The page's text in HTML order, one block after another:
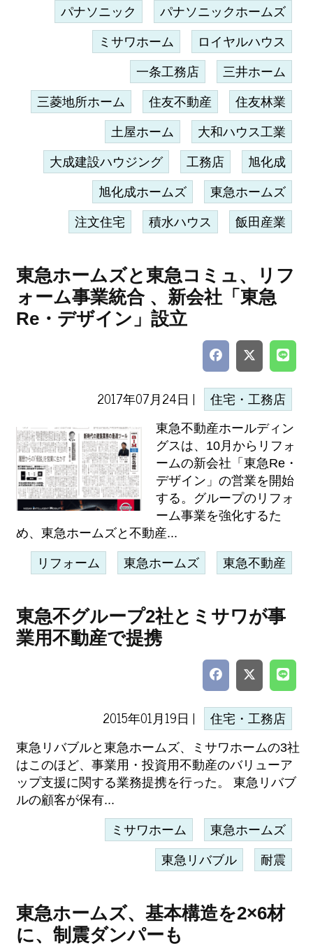
パナソニック パナソニックホームズ
ミサワホーム ロイヤルハウス
一条工務店 三井ホーム
三菱地所ホーム 住友不動産 住友林業
土屋ホーム 大和ハウス工業
大成建設ハウジング 工務店 旭化成
旭化成ホームズ 東急ホームズ
注文住宅 積水ハウス 飯田産業
東急ホームズと東急コミュ、リフ
ォーム事業統合 、新会社「東急
Re・デザイン」設立
2017年07月24日 | 住宅・工務店
東急不動産ホールディン
グスは、10月からリフォ
ームの新会社「東急Re・
デザイン」の営業を開始
する。グループのリフォ
ーム事業を強化するた
め、東急ホームズと不動産...
リフォーム 東急ホームズ 東急不動産
東急不グループ2社とミサワが事
業用不動産で提携
2015年01月19日 | 住宅・工務店
東急リバブルと東急ホームズ、ミサワホームの3社
はこのほど、事業用・投資用不動産のバリューア
ップ支援に関する業務提携を行った。 東急リバブ
ルの顧客が保有...
ミサワホーム 東急ホームズ
東急リバブル 耐震
東急ホームズ、基本構造を2×6材
に、制震ダンパーも